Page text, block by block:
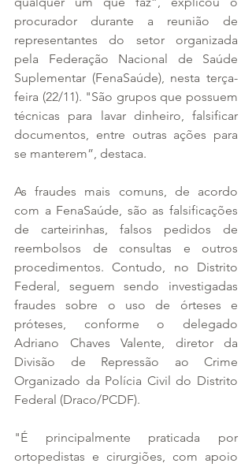
procurador durante a reunião de
representantes do setor organizada
pela Federação Nacional de Saúde
Suplementar (FenaSaúde), nesta terça-
feira (22/11). "São grupos que possuem
técnicas para lavar dinheiro, falsificar
documentos, entre outras ações para
se manterem”, destaca.
As fraudes mais comuns, de acordo
com a FenaSaúde, são as falsificações
de carteirinhas, falsos pedidos de
reembolsos de consultas e outros
procedimentos. Contudo, no Distrito
Federal, seguem sendo investigadas
fraudes sobre o uso de órteses e
próteses, conforme o delegado
Adriano Chaves Valente, diretor da
Divisão de Repressão ao Crime
Organizado da Polícia Civil do Distrito
Federal (Draco/PCDF).
"É principalmente praticada por
ortopedistas e cirurgiões, com apoio